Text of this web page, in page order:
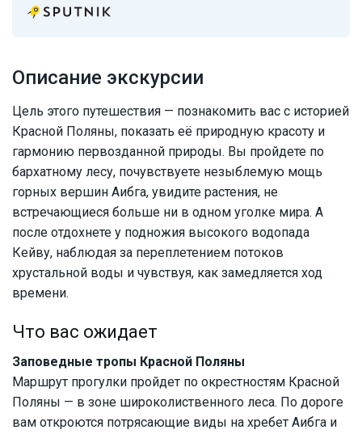
Описание экскурсии
Цель этого путешествия — познакомить вас с историей
Красной Поляны, показать её природную красоту и
гармонию первозданной природы. Вы пройдете по
бархатному лесу, почувствуете незыблемую мощь
горных вершин Аибга, увидите растения, не
встречающиеся больше ни в одном уголке мира. А
после отдохнете у подножия высокого водопада
Кейву, наблюдая за переплетением потоков
хрустальной воды и чувствуя, как замедляется ход
времени.
Что вас ожидает
Заповедные тропы Красной Поляны
Маршрут прогулки пройдет по окрестностям Красной
Поляны — в зоне широколиственного леса. По дороге
вам откроются потрясающие виды на хребет Аибга и